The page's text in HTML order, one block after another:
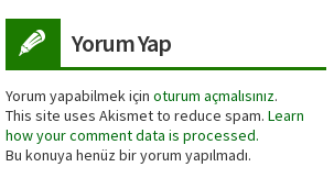
Yorum Yap
Yorum yapabilmek için oturum açmalısınız.
This site uses Akismet to reduce spam. Learn
how your comment data is processed.
Bu konuya henüz bir yorum yapılmadı.